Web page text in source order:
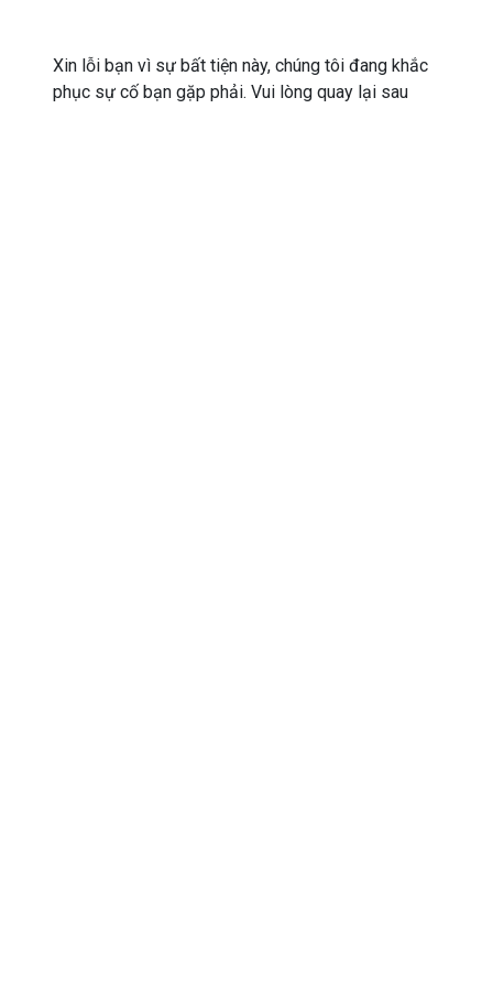
Xin lỗi bạn vì sự bất tiện này, chúng tôi đang khắc
phục sự cố bạn gặp phải. Vui lòng quay lại sau